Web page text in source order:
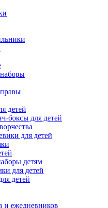
детей
боксы для детей
для детей
детям
для детей
детей
и ежедневников